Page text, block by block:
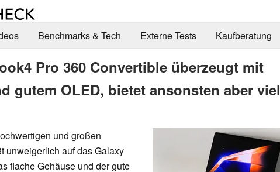
Benchmarks & Tech Externe Tests Kaufberatung
Pro 360 Convertible überzeugt mit
gutem OLED, bietet ansonsten aber viel
und großen
unweigerlich auf das Galaxy
flache Gehäuse und der gute